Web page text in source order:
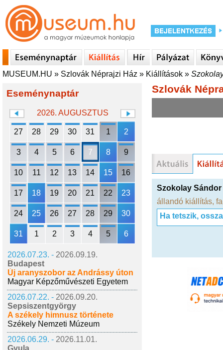
MUSEUM.HU » Szlovák Néprajzi Ház » Kiállítások »
Eseménynaptár
2026. AUGUSZTUS
27 28 29 30 31 1 2
3 4 5 6 7 8 9
10 11 12 13 14 15 16
17 18 19 20 21 22 23
24 25 26 27 28 29 30
31 1 2 3 4 5 6
2026.07.23. - 2026.09.19.
Budapest
Új aranyszobor az Andrássy úton
Magyar Képzőművészeti Egyetem
2026.07.22. - 2026.09.20.
Sepsiszentgyörgy
A székely himnusz története
Székely Nemzeti Múzeum
2026.06.29. - 2026.11.01.
Gyula
Szlovák
Szokolay
állandó kiállítás,
Ha tetszik,